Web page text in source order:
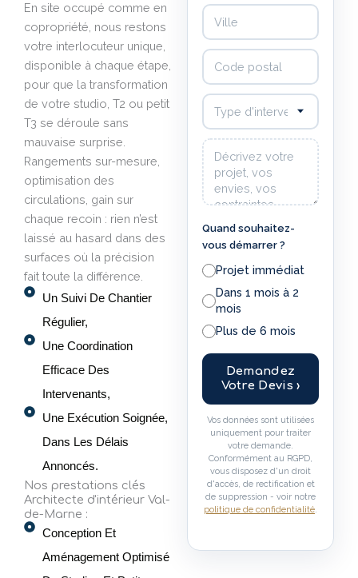
En site occupé comme en
copropriété, nous restons
votre interlocuteur unique,
disponible à chaque étape,
pour que la transformation
de votre studio, T2 ou petit
T3 se déroule sans
mauvaise surprise.
Rangements sur-mesure,
optimisation des
circulations, gain sur
chaque recoin : rien n’est
laissé au hasard dans des
surfaces où la précision
fait toute la différence.
Un Suivi De Chantier
Régulier,
Une Coordination
Efficace Des
Intervenants,
Une Exécution Soignée,
Dans Les Délais
Annoncés.
Nos prestations clés
Architecte d'intérieur Val-
de-Marne :
Conception Et
Aménagement Optimisé
Ville
Code postal
Type d'intervention souhaité
Votre message
Quand souhaitez-
vous démarrer ?
Projet immédiat
Dans 1 mois à 2
mois
Plus de 6 mois
Demandez
Votre Devis ›
Vos données sont utilisées
uniquement pour traiter
votre demande.
Conformément au RGPD,
vous disposez d'un droit
d'accès, de rectification et
de suppression - voir notre
politique de confidentialité.